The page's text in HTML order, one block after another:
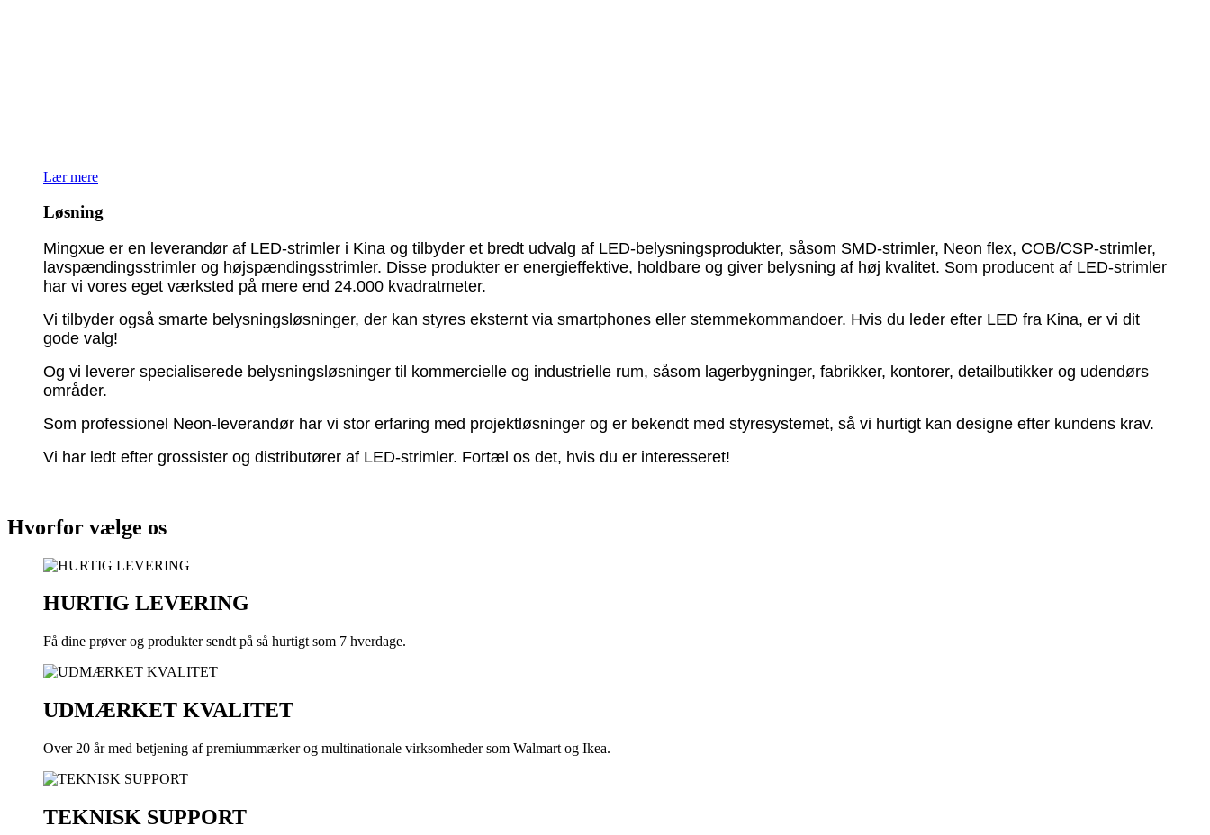
Lær mere
Løsning
Mingxue er en leverandør af LED-strimler i Kina og tilbyder et bredt udvalg af LED-belysningsprodukter, såsom SMD-strimler, Neon flex, COB/CSP-strimler,
lavspændingsstrimler og højspændingsstrimler. Disse produkter er energieffektive, holdbare og giver belysning af høj kvalitet. Som producent af LED-strimler
har vi vores eget værksted på mere end 24.000 kvadratmeter.
Vi tilbyder også smarte belysningsløsninger, der kan styres eksternt via smartphones eller stemmekommandoer. Hvis du leder efter LED fra Kina, er vi dit
gode valg!
Og vi leverer specialiserede belysningsløsninger til kommercielle og industrielle rum, såsom lagerbygninger, fabrikker, kontorer, detailbutikker og udendørs
områder.
Som professionel Neon-leverandør har vi stor erfaring med projektløsninger og er bekendt med styresystemet, så vi hurtigt kan designe efter kundens krav.
Vi har ledt efter grossister og distributører af LED-strimler. Fortæl os det, hvis du er interesseret!
Hvorfor vælge os
HURTIG LEVERING
Få dine prøver og produkter sendt på så hurtigt som 7 hverdage.
UDMÆRKET KVALITET
Over 20 år med betjening af premiummærker og multinationale virksomheder som Walmart og Ikea.
TEKNISK SUPPORT